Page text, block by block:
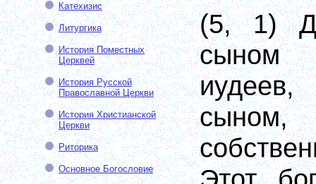
Катехизис
Литургика
История Поместных
Церквей
История Русской
Православной Церкви
История Христианской
Церкви
Риторика
Основное Богословие
(5, 1)
сыном
сыном,